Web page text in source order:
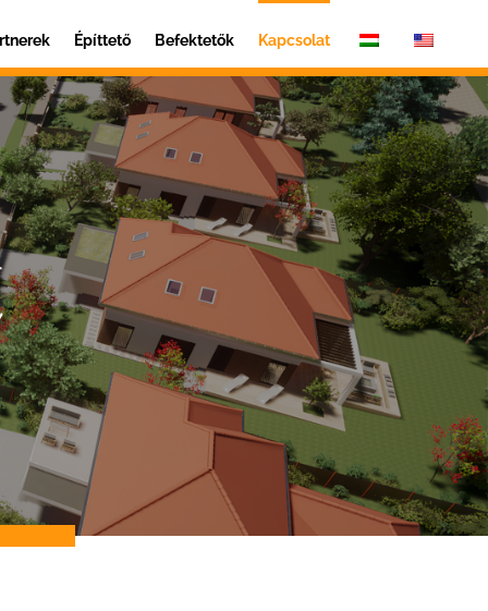
Építtető Befektetők Kapcsolat